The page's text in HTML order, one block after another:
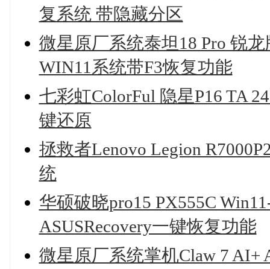
复系统 带隐藏分区
微星原厂系统泰坦18 Pro 锐
WIN11系统带F3恢复功能
七彩虹ColorFul 隐星P16 TA
键还原
拯救者Lenovo Legion
统
华硕破晓pro15 PX555C
ASUSRecovery一键恢复功能
微星原厂系统掌机Claw 7